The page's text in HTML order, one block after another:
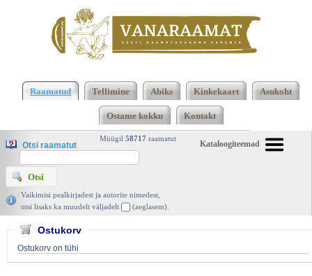
Lea Jaanimaa, Lea Jaanimaa 2023 | vanaraamat.
Raamatud Tellimine Abiks Kinkekaart Asukoht
Ostame kokku Kontakt
Kataloogiteemad
Müügil 58717 raamatut
Otsi raamatut
Vaikimisi pealkirjadest ja autorite nimedest,
otsi lisaks ka muudelt väljadelt
(aeglasem).
Ostukorv
Ostukorv on tühi